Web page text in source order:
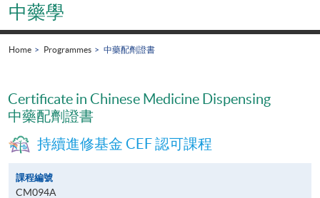
中藥學
Home Programmes 中藥配劑證書
Certificate in Chinese Medicine Dispensing
中藥配劑證書
持續進修基金 CEF 認可課程
課程編號
CM094A